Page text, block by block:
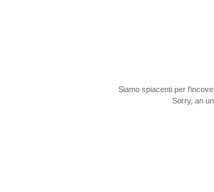
Siamo spiacenti per
Sorry, an